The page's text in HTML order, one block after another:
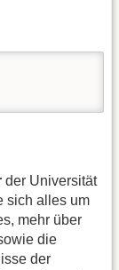
der Universität
sich alles um
mehr über
die
der